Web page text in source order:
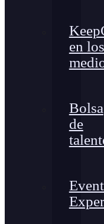
en los
Bolsa
de